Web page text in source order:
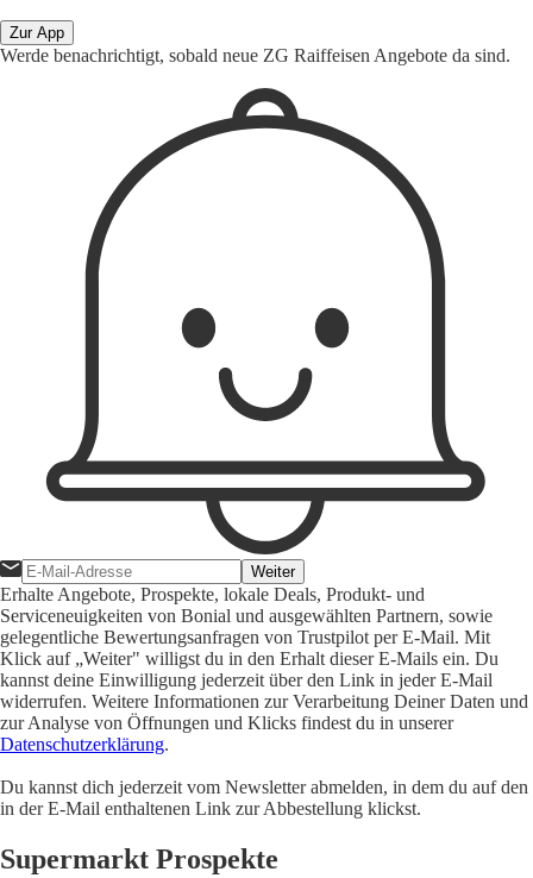
Zur App
Werde benachrichtigt, sobald neue ZG Raiffeisen Angebote da sind.
Weiter
Erhalte Angebote, Prospekte, lokale Deals, Produkt- und
Serviceneuigkeiten von Bonial und ausgewählten Partnern, sowie
gelegentliche Bewertungsanfragen von Trustpilot per E-Mail. Mit
Klick auf „Weiter" willigst du in den Erhalt dieser E-Mails ein. Du
kannst deine Einwilligung jederzeit über den Link in jeder E-Mail
widerrufen. Weitere Informationen zur Verarbeitung Deiner Daten und
zur Analyse von Öffnungen und Klicks findest du in unserer
Datenschutzerklärung.
Du kannst dich jederzeit vom Newsletter abmelden, in dem du auf den
in der E-Mail enthaltenen Link zur Abbestellung klickst.
Supermarkt Prospekte